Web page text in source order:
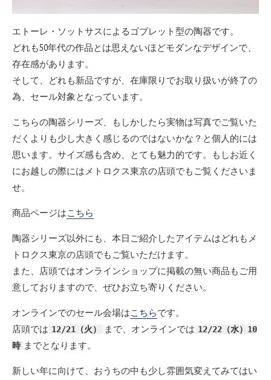
エトーレ・ソットサスによるゴブレット型の陶器です。
どれも50年代の作品とは思えないほどモダンなデザインで、
存在感があります。
そして、どれも新品ですが、在庫限りでお取り扱いが終了の
為、セール対象となっています。
こちらの陶器シリーズ、もしかしたら実物は写真でご覧いた
だくよりも少し大きく感じるのではないかな？と個人的には
思います。サイズ感も含め、とても魅力的です。もしお近く
にお越しの際にはメトロクス東京の店頭でもご覧くださいま
せ。
商品ページはこちら
陶器シリーズ以外にも、本日ご紹介したアイテムはどれもメ
トロクス東京の店頭でもご覧いただけます。
また、店頭ではオンラインショップに掲載の無い商品もご用
意しておりますので、ぜひお立ち寄りください。
オンラインでのセール会場はこちらです。
店頭では 12/21（火） まで、オンラインでは 12/22（水）10
時 までとなります。
新しい年に向けて、おうちの中も少し雰囲気変えてみてはい